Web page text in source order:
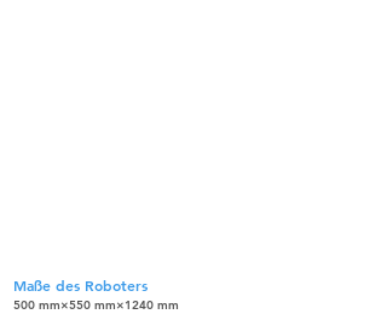
Maße des Roboters
500 mm×550 mm×1240 mm